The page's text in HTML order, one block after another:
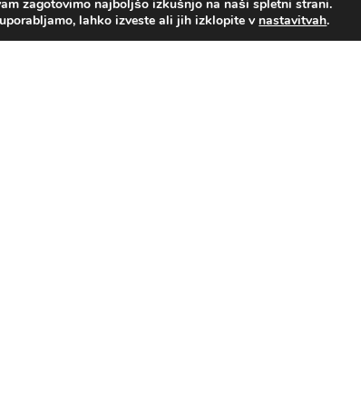
zagotovimo najboljšo izkušnjo na naši spletni strani.
uporabljamo, lahko izveste ali jih izklopite v nastavitvah.